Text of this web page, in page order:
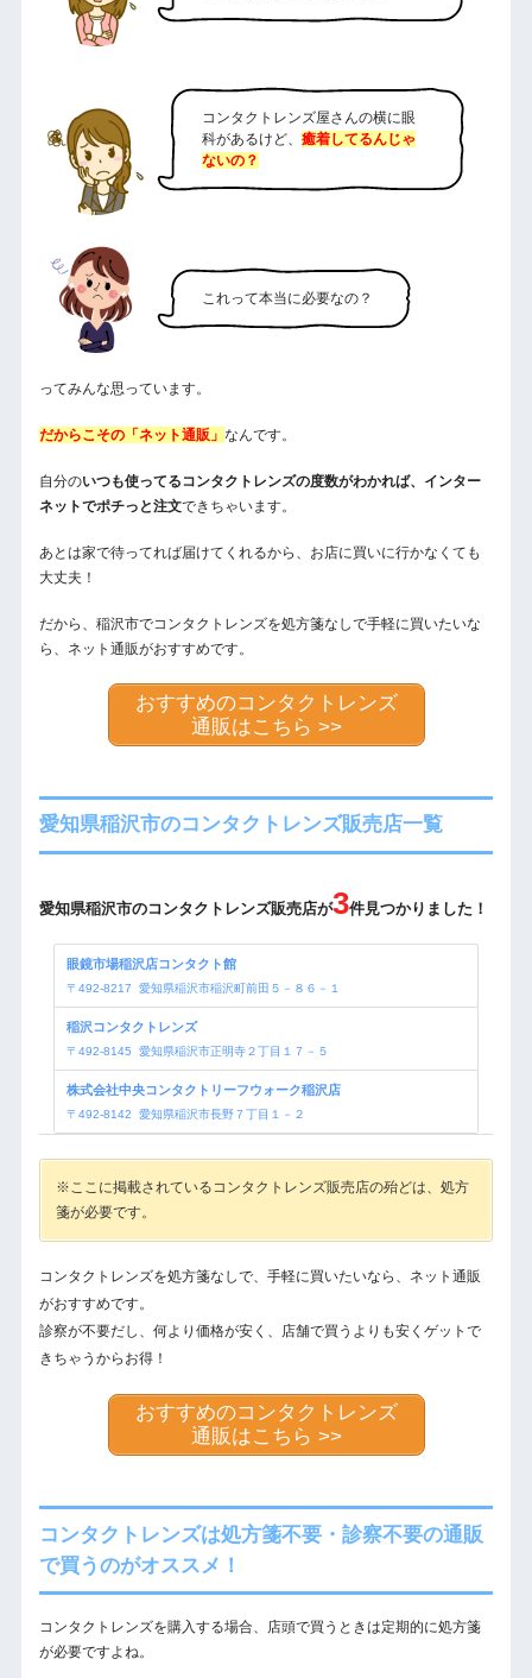
コンタクトレンズ屋さんの横に眼
科があるけど、 癒着してるんじゃ
ないの？
これって本当に必要なの？
ってみんな思っています。
だからこその「ネット通販」 なんです。
自分のいつも使ってるコンタクトレンズの度数がわかれば、インター
ネットでポチっと注文できちゃいます。
あとは家で待ってれば届けてくれるから、お店に買いに行かなくても
大丈夫！
だから、稲沢市でコンタクトレンズを処方箋なしで手軽に買いたいな
ら、ネット通販がおすすめです。
おすすめのコンタクトレンズ
通販はこちら >>
愛知県稲沢市のコンタクトレンズ販売店一覧
愛知県稲沢市のコンタクトレンズ販売店が3件見つかりました！
眼鏡市場稲沢店コンタクト館
〒 492-8217 愛知県稲沢市稲沢町前田５－８６－１
稲沢コンタクトレンズ
〒 492-8145 愛知県稲沢市正明寺２丁目１７－５
株式会社中央コンタクトリーフウォーク稲沢店
〒 492-8142 愛知県稲沢市長野７丁目１－２
※ここに掲載されているコンタクトレンズ販売店の殆どは、処方
箋が必要です。
コンタクトレンズを処方箋なしで、手軽に買いたいなら、ネット通販
がおすすめです。
診察が不要だし、何より価格が安く、店舗で買うよりも安くゲットで
きちゃうからお得！
おすすめのコンタクトレンズ
通販はこちら >>
コンタクトレンズは処方箋不要・診察不要の通販
で買うのがオススメ！
コンタクトレンズを購入する場合、店頭で買うときは定期的に処方箋
が必要ですよね。